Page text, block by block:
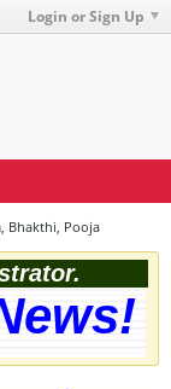
Login or Sign Up
Bhakthi, Pooja